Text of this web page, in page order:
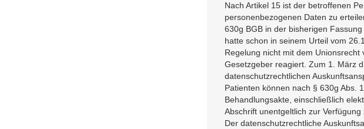
Nach Artikel 15 ist der betroffenen
personenbezogenen Daten zu
630g BGB in der bisherigen
hatte schon in seinem Urteil vom
Regelung nicht mit dem
Gesetzgeber reagiert. Zum 1. März
datenschutzrechtlichen
Patienten können nach § 630g Abs.
Behandlungsakte, einschließlich
Abschrift unentgeltlich zur Verfügung
Der datenschutzrechtliche